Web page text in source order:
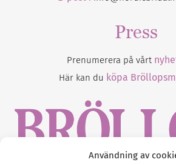
Användning av
Press
Prenumerera på vårt
Här kan du köpa